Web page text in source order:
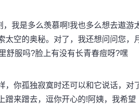
我是多么羡慕啊!我也多么想去遨游
太空的奥秘。对了，我还想问问您，
舒服吗?脸上有没有长青春痘呀?嘿
你孤独寂寞时还可以和它说话，对
蹭来蹭去，逗你开心的!阿姨，我希望